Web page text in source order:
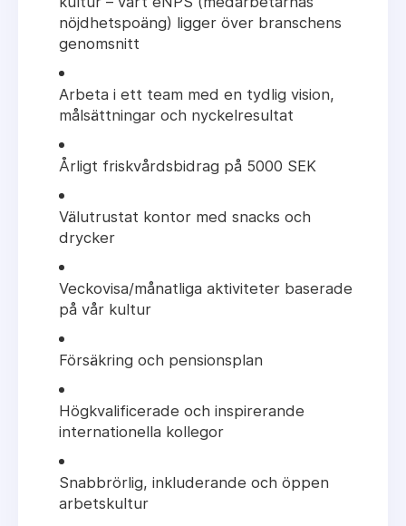
nöjdhetspoäng) ligger över branschens
genomsnitt
Arbeta i ett team med en tydlig vision,
målsättningar och nyckelresultat
Årligt friskvårdsbidrag på 5000 SEK
Välutrustat kontor med snacks och
drycker
Veckovisa/månatliga aktiviteter baserade
på vår kultur
Försäkring och pensionsplan
Högkvalificerade och inspirerande
internationella kollegor
Snabbrörlig, inkluderande och öppen
arbetskultur